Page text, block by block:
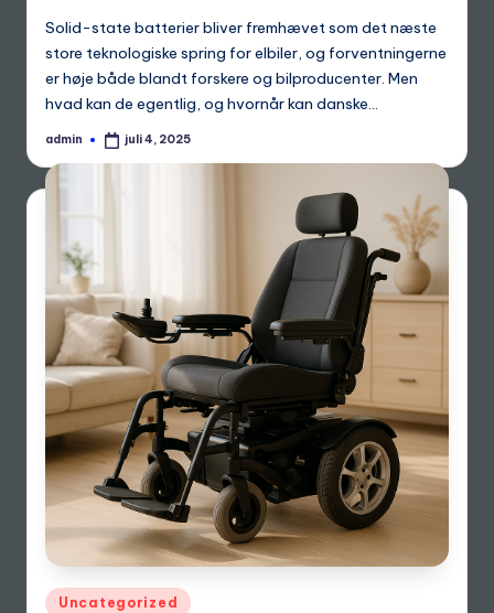
Solid-state batterier bliver fremhævet som det næste
store teknologiske spring for elbiler, og forventningerne
er høje både blandt forskere og bilproducenter. Men
hvad kan de egentlig, og hvornår kan danske…
Posted
admin juli 4, 2025
Posted
Uncategorized